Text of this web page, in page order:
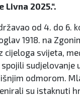
Livna 2025.“.
od 4. do 6.
1918. na
cijeloga svijeta,
sudjelovanje
odmorom.
su istaknuti